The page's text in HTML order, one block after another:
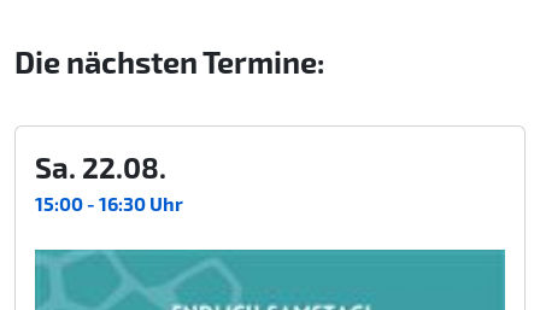
Die nächsten Termine:
Sa. 22.08.
15:00 - 16:30 Uhr